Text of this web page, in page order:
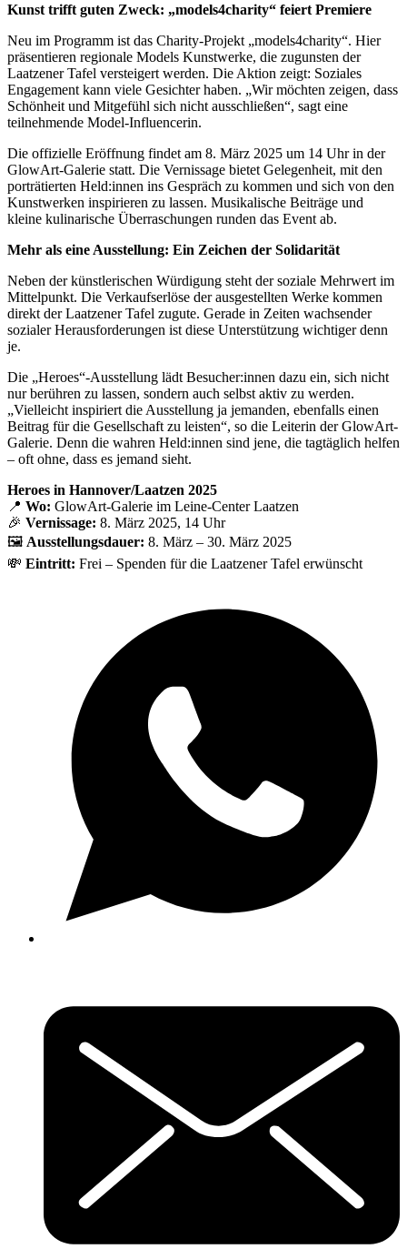
Kunst trifft guten Zweck: „models4charity“ feiert Premiere
Neu im Programm ist das Charity-Projekt „models4charity“. Hier
präsentieren regionale Models Kunstwerke, die zugunsten der
Laatzener Tafel versteigert werden. Die Aktion zeigt: Soziales
Engagement kann viele Gesichter haben. „Wir möchten zeigen, dass
Schönheit und Mitgefühl sich nicht ausschließen“, sagt eine
teilnehmende Model-Influencerin.
Die offizielle Eröffnung findet am 8. März 2025 um 14 Uhr in der
GlowArt-Galerie statt. Die Vernissage bietet Gelegenheit, mit den
porträtierten Held:innen ins Gespräch zu kommen und sich von den
Kunstwerken inspirieren zu lassen. Musikalische Beiträge und
kleine kulinarische Überraschungen runden das Event ab.
Mehr als eine Ausstellung: Ein Zeichen der Solidarität
Neben der künstlerischen Würdigung steht der soziale Mehrwert im
Mittelpunkt. Die Verkaufserlöse der ausgestellten Werke kommen
direkt der Laatzener Tafel zugute. Gerade in Zeiten wachsender
sozialer Herausforderungen ist diese Unterstützung wichtiger denn
je.
Die „Heroes“-Ausstellung lädt Besucher:innen dazu ein, sich nicht
nur berühren zu lassen, sondern auch selbst aktiv zu werden.
„Vielleicht inspiriert die Ausstellung ja jemanden, ebenfalls einen
Beitrag für die Gesellschaft zu leisten“, so die Leiterin der GlowArt-
Galerie. Denn die wahren Held:innen sind jene, die tagtäglich helfen
– oft ohne, dass es jemand sieht.
Heroes in Hannover/Laatzen 2025
📍 Wo: GlowArt-Galerie im Leine-Center Laatzen
🎉 Vernissage: 8. März 2025, 14 Uhr
🖼️ Ausstellungsdauer: 8. März – 30. März 2025
💸 Eintritt: Frei – Spenden für die Laatzener Tafel erwünscht